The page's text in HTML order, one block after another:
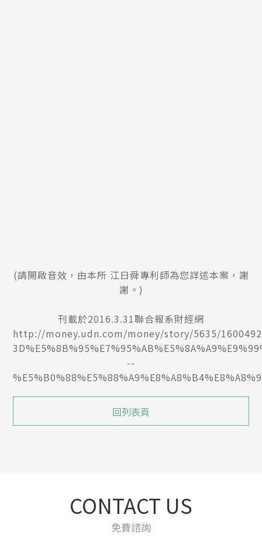
(請開啟音效，由本所 江日舜專利師為您詳述本案，謝
謝。)
刊載於2016.3.31聯合報系財經網
http://money.udn.com/money/story/5635/
--
回列表頁
CONTACT US
免費諮詢